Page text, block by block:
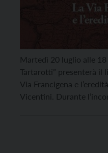
Martedì 20 luglio alle
Tartarotti” presenterà il
Via Francigena e
Vicentini. Durante